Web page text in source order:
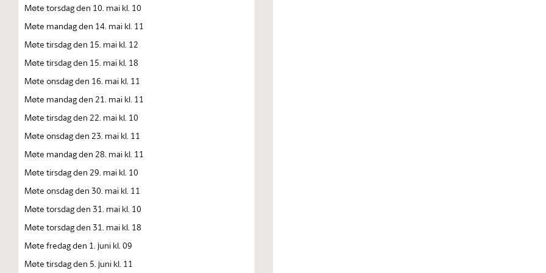
Møte torsdag den 10. mai kl. 10
Møte mandag den 14. mai kl. 11
Møte tirsdag den 15. mai kl. 12
Møte tirsdag den 15. mai kl. 18
Møte onsdag den 16. mai kl. 11
Møte mandag den 21. mai kl. 11
Møte tirsdag den 22. mai kl. 10
Møte onsdag den 23. mai kl. 11
Møte mandag den 28. mai kl. 11
Møte tirsdag den 29. mai kl. 10
Møte onsdag den 30. mai kl. 11
Møte torsdag den 31. mai kl. 10
Møte torsdag den 31. mai kl. 18
Møte fredag den 1. juni kl. 09
Møte tirsdag den 5. juni kl. 11